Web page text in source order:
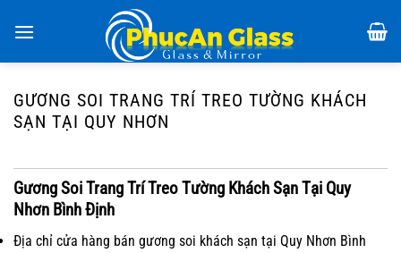
đến
GƯƠNG SOI TRANG TRÍ TREO TƯỜNG KHÁCH
SẠN TẠI QUY NHƠN
Gương Soi Trang Trí Treo Tường Khách Sạn Tại Quy
Nhơn Bình Định
Địa chỉ cửa hàng bán gương soi khách sạn tại Quy Nhơn Bình